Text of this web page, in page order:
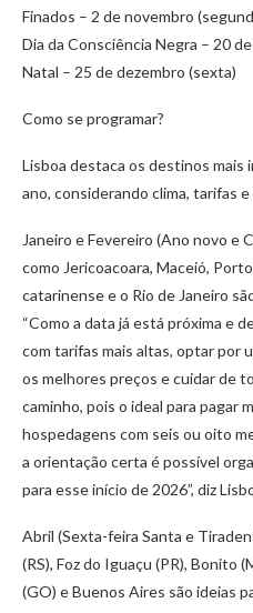
Finados – 2 de novembro
Dia da Consciência Negra – 20
Natal – 25 de dezembro (sexta)
Como se programar?
Lisboa destaca os destinos mais
ano, considerando clima, tarifas
Janeiro e Fevereiro (Ano novo e
como Jericoacoara, Maceió,
catarinense e o Rio de Janeiro
“Como a data já está próxima e
com tarifas mais altas, optar por
os melhores preços e cuidar de
caminho, pois o ideal para pagar
hospedagens com seis ou oito
a orientação certa é possível
para esse início de 2026”, diz
Abril (Sexta-feira Santa e
(RS), Foz do Iguaçu (PR), Bonito
(GO) e Buenos Aires são ideias